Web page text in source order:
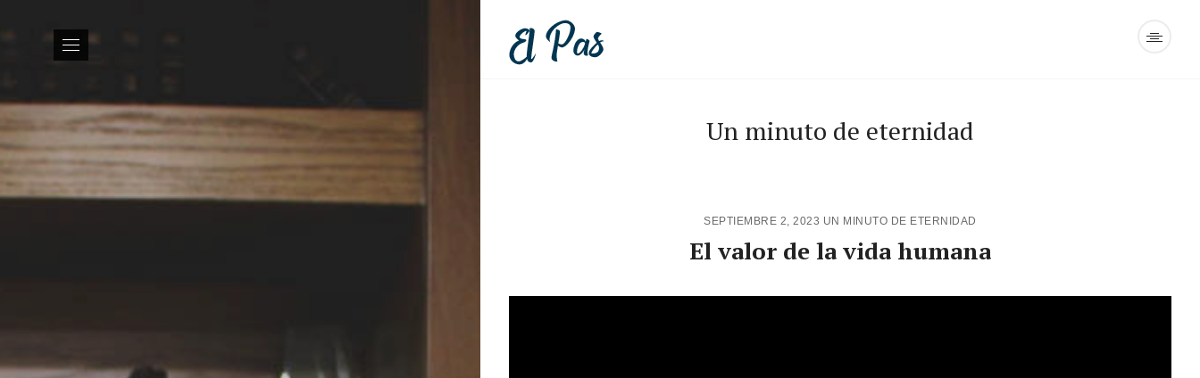
Un minuto de eternidad
SEPTIEMBRE 2, 2023 UN MINUTO DE ETERNIDAD
El valor de la vida humana